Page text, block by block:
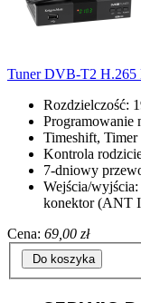
Tuner DVB-T2
Rozdzielczość:
Programowanie
Timeshift, Timer
Kontrola
7-dniowy
Wejścia/
konektor (ANT
Cena: 69,00 zł
Do koszyka